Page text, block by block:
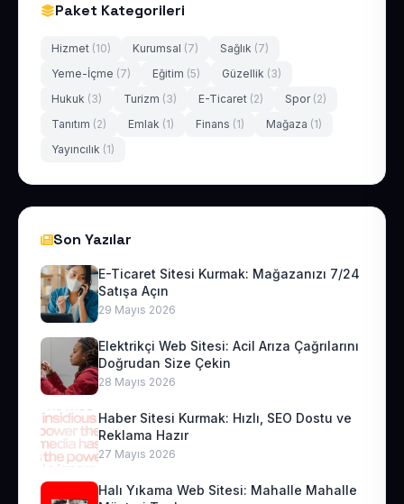
Paket Kategorileri
Hizmet (10) Kurumsal (7) Sağlık (7)
Yeme-İçme (7) Eğitim (5) Güzellik (3)
Hukuk (3) Turizm (3) E-Ticaret (2) Spor (2)
Tanıtım (2) Emlak (1) Finans (1) Mağaza (1)
Yayıncılık (1)
Son Yazılar
E-Ticaret Sitesi Kurmak: Mağazanızı 7/24
Satışa Açın
29 Mayıs 2026
Elektrikçi Web Sitesi: Acil Arıza Çağrılarını
Doğrudan Size Çekin
28 Mayıs 2026
Haber Sitesi Kurmak: Hızlı, SEO Dostu ve
Reklama Hazır
27 Mayıs 2026
Halı Yıkama Web Sitesi: Mahalle Mahalle